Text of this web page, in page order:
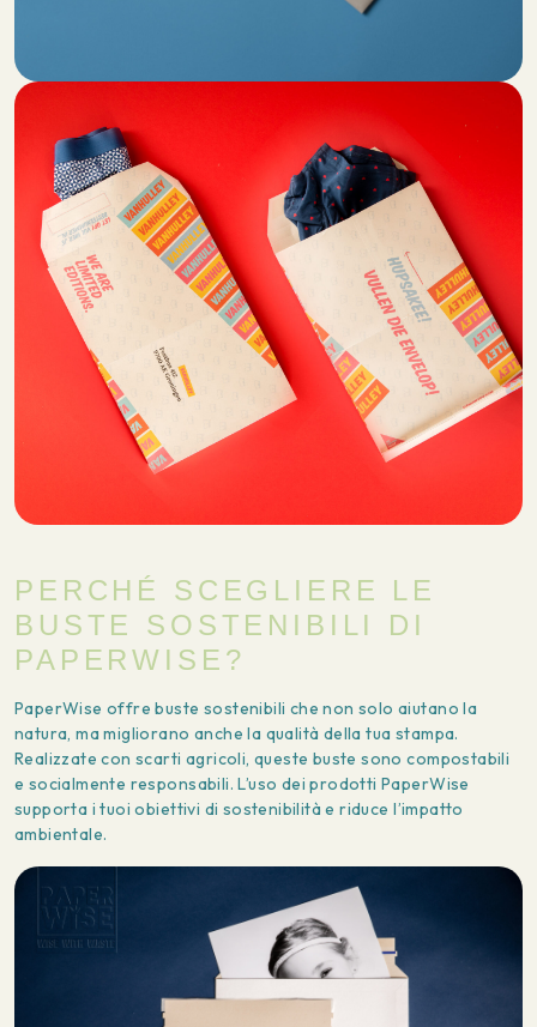
PERCHÉ SCEGLIERE LE
BUSTE SOSTENIBILI DI
PAPERWISE?
PaperWise offre buste sostenibili che non solo aiutano la
natura, ma migliorano anche la qualità della tua stampa.
Realizzate con scarti agricoli, queste buste sono compostabili
e socialmente responsabili. L’uso dei prodotti PaperWise
supporta i tuoi obiettivi di sostenibilità e riduce l’impatto
ambientale.